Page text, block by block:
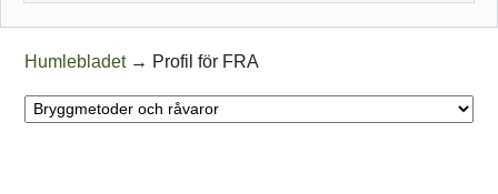
Humlebladet → Profil för FRA